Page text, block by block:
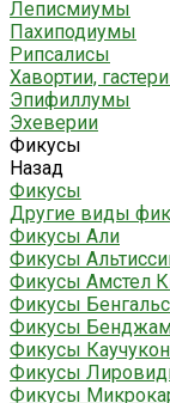
Леписмиумы
Пахиподиумы
Рипсалисы
Хавортии,
Эпифиллумы
Эхеверии
Фикусы
Назад
Фикусы
Другие виды
Фикусы Али
Фикусы
Фикусы Амстел
Фикусы
Фикусы
Фикусы
Фикусы
Фикусы